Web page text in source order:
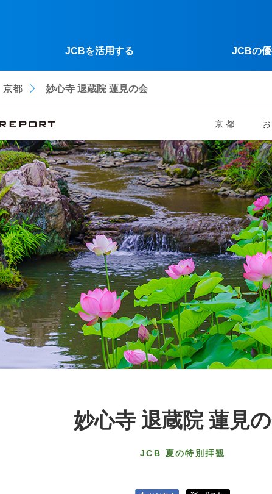
JCBを活用する JCBの
京都 妙心寺 退蔵院 蓮見の会
京 都
妙心寺 退蔵院 蓮見
JCB 夏の特別拝観